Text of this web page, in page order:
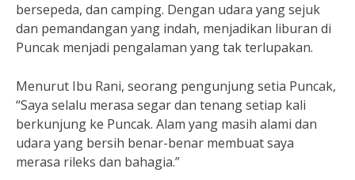
bersepeda, dan camping. Dengan udara yang sejuk
dan pemandangan yang indah, menjadikan liburan di
Puncak menjadi pengalaman yang tak terlupakan.
Menurut Ibu Rani, seorang pengunjung setia Puncak,
“Saya selalu merasa segar dan tenang setiap kali
berkunjung ke Puncak. Alam yang masih alami dan
udara yang bersih benar-benar membuat saya
merasa rileks dan bahagia.”